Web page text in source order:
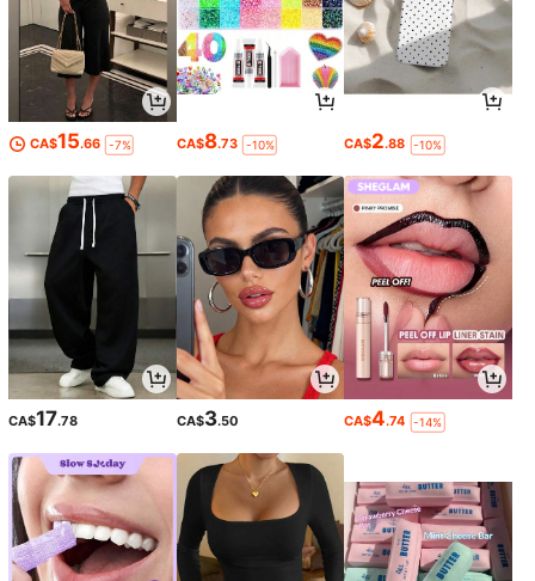
CA$15.66 -7% CA$8.73 -10% CA$2.88 -10%
CA$17.78 CA$3.50 CA$4.74 -14%